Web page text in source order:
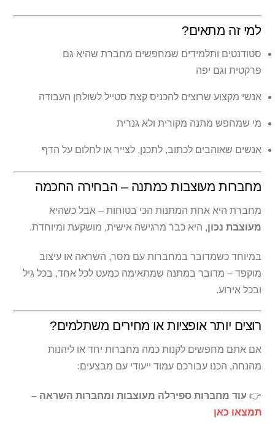
למי זה מתאים?
סטודנטים ותלמידים שמחפשים מחברת שהיא גם
פרקטית וגם יפה
אנשי מקצוע שרוצים להכניס קצת סטייל לשולחן העבודה
מי שמחפש מתנה מקורית ולא גנרית
אנשים שאוהבים לכתוב, לתכנן, לצייר או לחלום על הדף
מחברות מעוצבות כמתנה – הבחירה החכמה
מחברת היא אחת המתנות הכי בטוחות – אבל כשהיא
מעוצבת נכון, היא כבר מרגישה אישית, מושקעת ומיוחדת.
במיוחד כשמדובר במחברות עם מסר, השראה או עיצוב
מוקפד – מדובר במתנה שמתאימה כמעט לכל אחד, בכל גיל
ובכל אירוע.
רוצים יותר אופציות או מחירים משתלמים?
אם אתם מחפשים לקנות כמה מחברות יחד או ליהנות
מהנחה, הכנו עבורכם עמוד ייעודי עם מבצעים:
👉 עוד מחברות ספירלה מעוצבות ומחברות השראה –
תמצאו כאן